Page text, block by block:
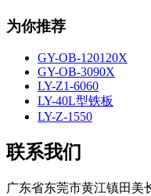
为你推荐
GY-OB-120120X
GY-OB-3090X
LY-Z1-6060
LY-40L型铁板
LY-Z-1550
联系我们
广东省东莞市黄江镇田美